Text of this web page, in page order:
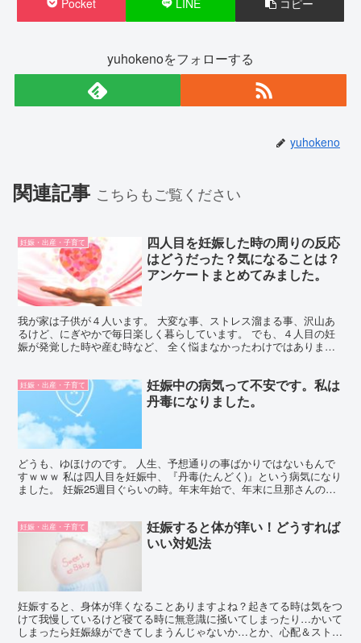
yuhokenoをフォローする
yuhokeno
関連記事 こちらもご覧ください
妊娠・出産・子育て
四人目を妊娠した時の周りの反応
はどうだった？気になることは？
アンケートまとめてみました。
我が家は子供が４人います。 大変な事、ストレス溜まる事、沢山あ
るけど、にぎやかで毎日楽しく暮らしています。 でも、４人目の妊
娠が発覚した時や産む時など、 全く悩まなかったわけではありませ
妊娠・出産・子育て
妊娠中の病気って不安です。私は
丹毒になりました。
どうも、ゆほけのです。 人生、予想通りの事ばかりではないもんで
すｗｗｗ 私は四人目を妊娠中、『丹毒(たんどく)』という病気になり
ました。 妊娠25週目ぐらいの時。年末年始で、年末に旦那さんの実
妊娠・出産・子育て
妊娠すると体が痒い！どうすれば
いい対処法
妊娠すると、身体が痒くなることありますよね？起きてる時は気をつ
けて我慢しているけど寝てる時に無意識に掻いてしまったり…かいて
しまったら妊娠線ができてしまうんじゃないか…とか、心配＆ストレ